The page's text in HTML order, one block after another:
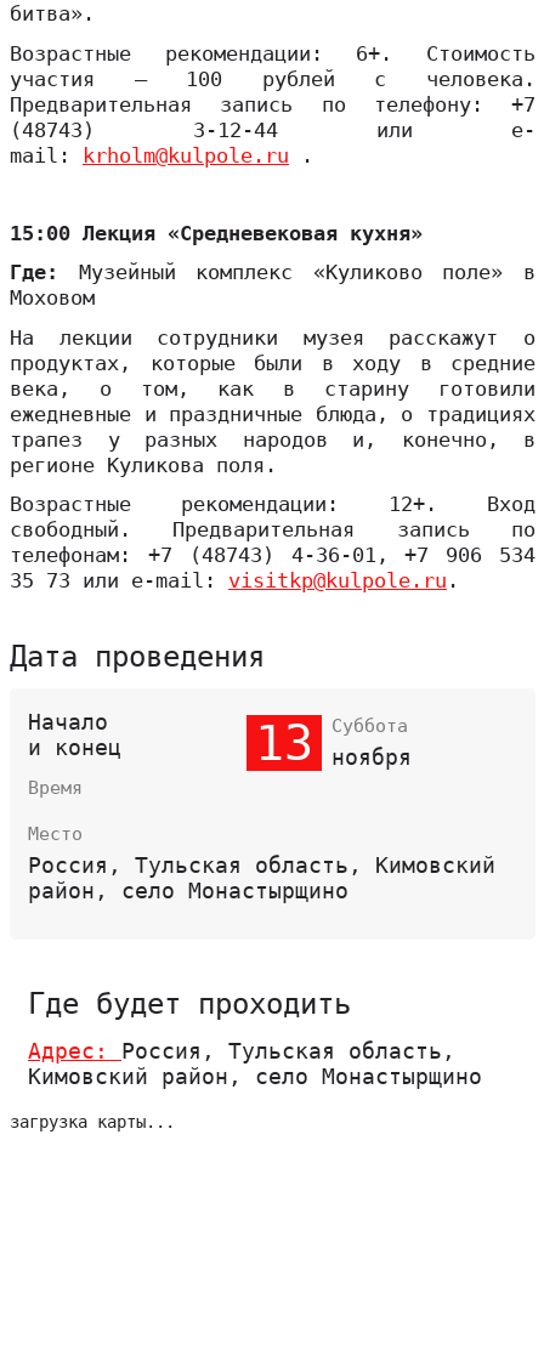
битва».
Возрастные рекомендации: 6+. Стоимость
участия – 100 рублей с человека.
Предварительная запись по телефону: +7
(48743) 3-12-44 или e-
mail: krholm@kulpole.ru .
15:00 Лекция «Средневековая кухня»
Где:
Музейный комплекс «Куликово поле» в
Моховом
На лекции сотрудники музея расскажут о
продуктах, которые были в ходу в средние
века, о том, как в старину готовили
ежедневные и праздничные блюда, о традициях
трапез у разных народов и, конечно, в
регионе Куликова поля.
Возрастные рекомендации: 12+. Вход
свободный. Предварительная запись по
телефонам: +7 (48743) 4-36-01, +7 906 534
35 73 или e-mail: visitkp@kulpole.ru .
Дата проведения
Начало
и конец
13 Суббота
ноября
Время
Место
Россия, Тульская область, Кимовский
район, село Монастырщино
Где будет проходить
Адрес: Россия, Тульская область,
Кимовский район, село Монастырщино
загрузка карты...